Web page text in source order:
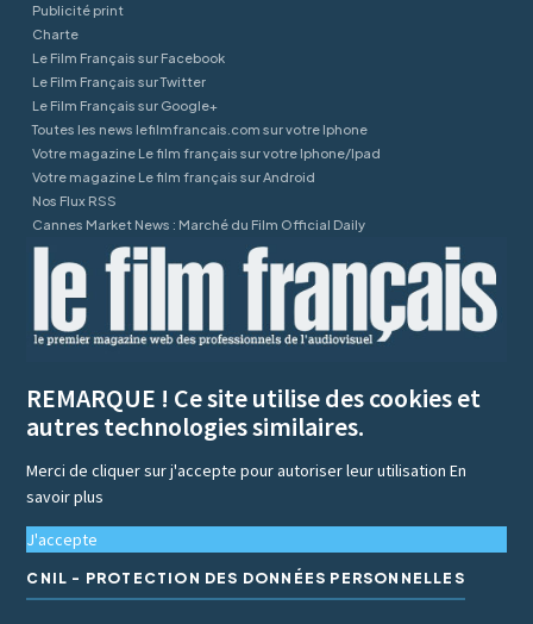
Publicité print
Charte
Le Film Français sur Facebook
Le Film Français sur Twitter
Le Film Français sur Google+
Toutes les news lefilmfrancais.com sur votre Iphone
Votre magazine Le film français sur votre Iphone/Ipad
Votre magazine Le film français sur Android
Nos Flux RSS
Cannes Market News : Marché du Film Official Daily
REMARQUE ! Ce site utilise des cookies et
autres technologies similaires.
Merci de cliquer sur j'accepte pour autoriser leur utilisationEn
savoir plus
J'accepte
CNIL - PROTECTION DES DONNÉES PERSONNELLES